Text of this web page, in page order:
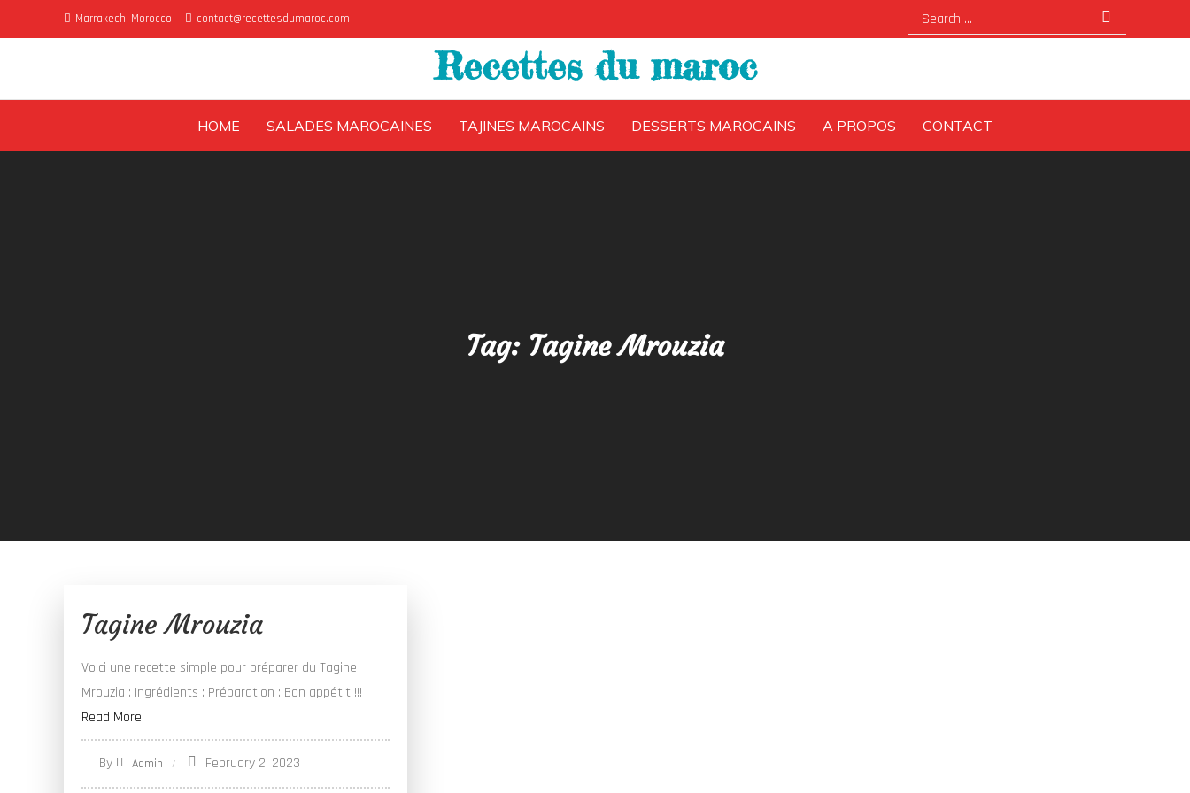
to
Marrakech, Morocco contact@recettesdumaroc.com
Search
for:
Recettes du maroc
HOME SALADES MAROCAINES TAJINES MAROCAINS DESSERTS MAROCAINS A PROPOS CONTACT
Tag: Tagine Mrouzia
Tagine Mrouzia
Voici une recette simple pour préparer du Tagine
Mrouzia : Ingrédients : Préparation : Bon appétit !!!
Read More
By Admin February 2, 2023